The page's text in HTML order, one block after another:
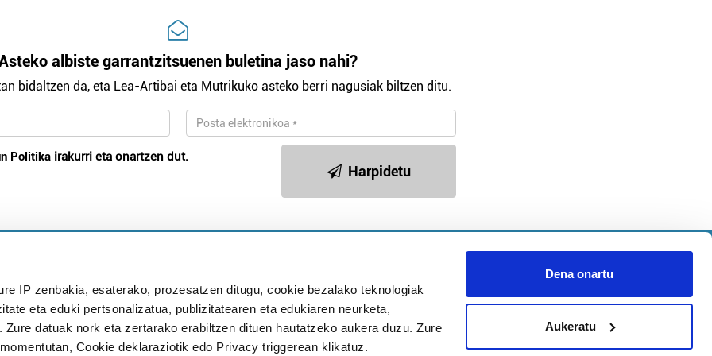
IP zenbakia, esaterako, prozesatzen ditugu, cookie bezalako teknologiak
eta eduki pertsonalizatua, publizitatearen eta edukiaren neurketa,
datuak nork eta zertarako erabiltzen dituen hautatzeko aukera duzu. Zure
Cookie deklaraziotik edo Privacy triggerean klikatuz.
Dena onartu
Aukeratu
albiste garrantzitsuenen buletina jaso nahi?
bidaltzen da, eta Lea-Artibai eta Mutrikuko asteko berri nagusiak biltzen ditu.
Politika irakurri eta onartzen dut.
Harpidetu
Aniztasun politika
Cookieak